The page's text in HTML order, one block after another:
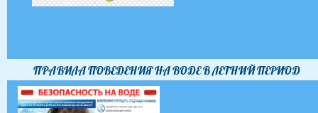
ПРАВИЛА ПОВЕДЕНИЯ НА ВОДЕ В ЛЕТНИЙ ПЕРИОД